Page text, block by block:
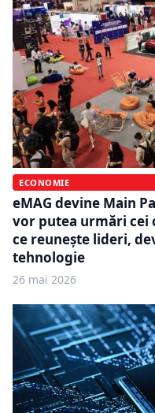
ECONOMIE
eMAG devine Main
vor putea urmări cei
ce reunește lideri,
tehnologie
26 mai 2026